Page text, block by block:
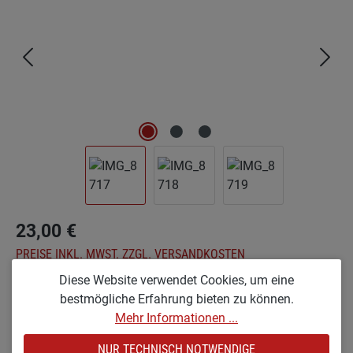
23,00 €
PREISE INKL. MWST. ZZGL. VERSANDKOSTEN
Optionenauswählen
KL [KLEIN & LACKIERT]
KR [KLEIN & ROH]
Diese Website verwendet Cookies, um eine
bestmögliche Erfahrung bieten zu können.
Mehr Informationen ...
NUR TECHNISCH NOTWENDIGE